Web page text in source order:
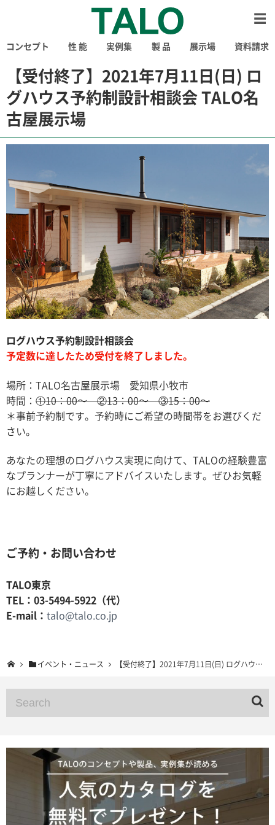
コンセプト 性 能 実例集 製 品 展示場 資料請求
【受付終了】2021年7月11日(日) ロ
グハウス予約制設計相談会 TALO名
古屋展示場
ログハウス予約制設計相談会
予定数に達したため受付を終了しました。
場所：TALO名古屋展示場 愛知県小牧市
時間： ①10：00〜 ②13：00〜 ③15：00〜
＊事前予約制です。予約時にご希望の時間帯をお選びくだ
さい。
あなたの理想のログハウス実現に向けて、TALOの経験豊富
なプランナーが丁寧にアドバイスいたします。ぜひお気軽
にお越しください。
ご予約・お問い合わせ
TALO東京
TEL：03-5494-5922（代）
E-mail： talo@talo.co.jp
イベント・ニュース 【受付終了】2021年7月11日(日) ログハウス予約制設計相談会 TALO名古屋展示場